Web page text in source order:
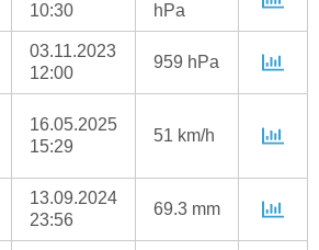
10:30
hPa
03.11.2023
12:00
959 hPa
16.05.2025
15:29
51 km/h
13.09.2024
23:56
69.3 mm